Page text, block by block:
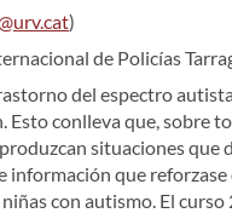
)
de Policías
del espectro
conlleva que, sobre
situaciones
información que
con autismo. El